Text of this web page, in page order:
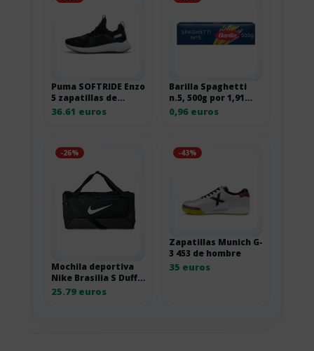
Puma SOFTRIDE Enzo
5 zapatillas de
correr de carretera
36.61 euros
Barilla Spaghetti
n.5, 500g por 1,91
euros
0,96 euros
-26%
Mochila deportiva
Nike Brasilia S Duff
41L negra DM3976-
25.79 euros
-43%
Zapatillas Munich G-
3 453 de hombre
35 euros